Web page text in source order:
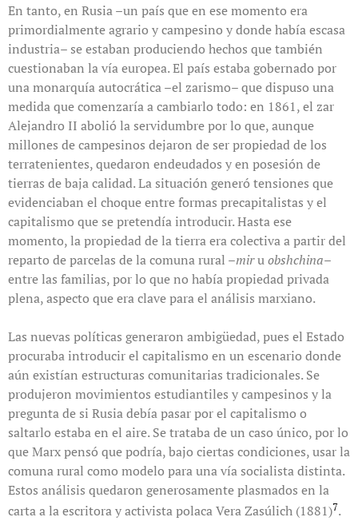
En tanto, en Rusia –un país que en ese momento era
primordialmente agrario y campesino y donde había escasa
industria– se estaban produciendo hechos que también
cuestionaban la vía europea. El país estaba gobernado por
una monarquía autocrática –el zarismo– que dispuso una
medida que comenzaría a cambiarlo todo: en 1861, el zar
Alejandro II abolió la servidumbre por lo que, aunque
millones de campesinos dejaron de ser propiedad de los
terratenientes, quedaron endeudados y en posesión de
tierras de baja calidad. La situación generó tensiones que
evidenciaban el choque entre formas precapitalistas y el
capitalismo que se pretendía introducir. Hasta ese
momento, la propiedad de la tierra era colectiva a partir del
reparto de parcelas de la comuna rural –miruobshchina–
entre las familias, por lo que no había propiedad privada
plena, aspecto que era clave para el análisis marxiano.
Las nuevas políticas generaron ambigüedad, pues el Estado
procuraba introducir el capitalismo en un escenario donde
aún existían estructuras comunitarias tradicionales. Se
produjeron movimientos estudiantiles y campesinos y la
pregunta de si Rusia debía pasar por el capitalismo o
saltarlo estaba en el aire. Se trataba de un caso único, por lo
que Marx pensó que podría, bajo ciertas condiciones, usar la
comuna rural como modelo para una vía socialista distinta.
Estos análisis quedaron generosamente plasmados en la
carta a la escritora y activista polaca Vera Zasúlich (1881)7.